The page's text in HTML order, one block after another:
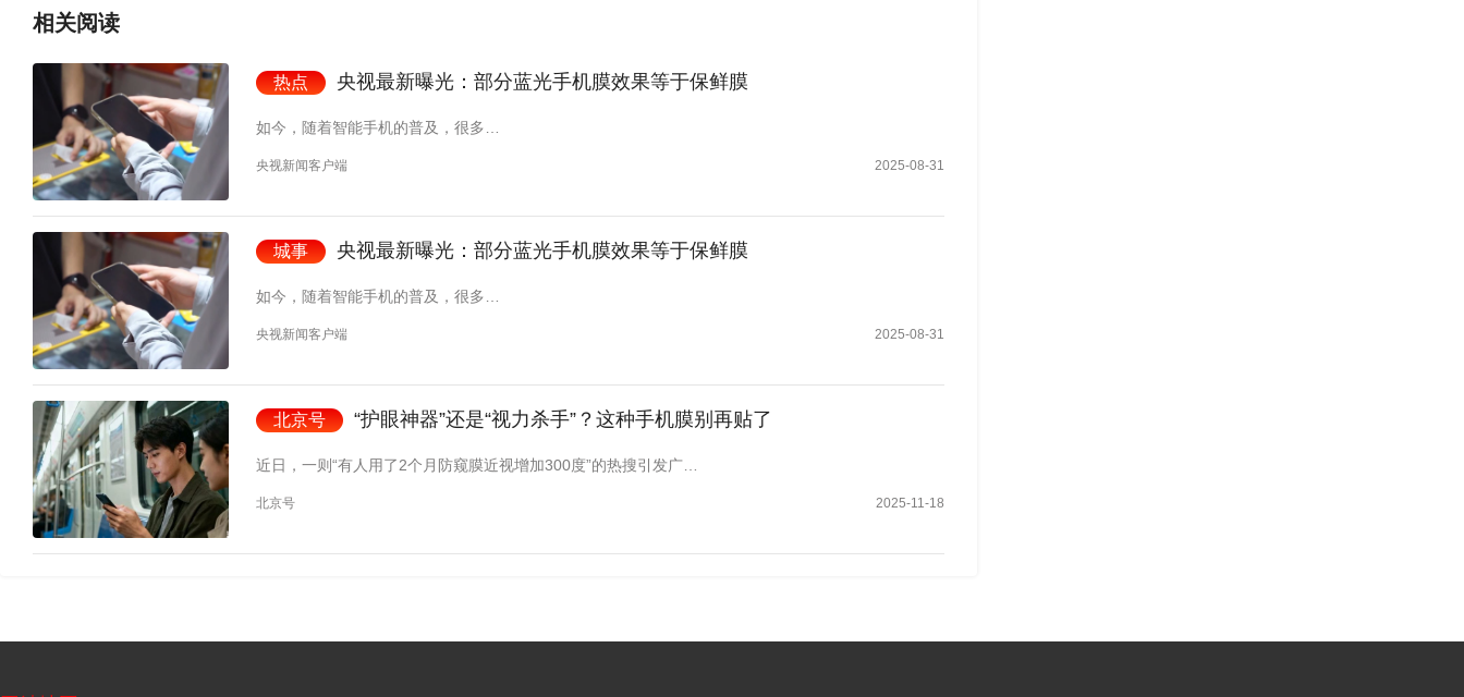
相关阅读
热点 央视最新曝光：部分蓝光手机膜效果等于保鲜膜
如今，随着智能手机的普及，很多…
央视新闻客户端 2025-08-31
城事 央视最新曝光：部分蓝光手机膜效果等于保鲜膜
如今，随着智能手机的普及，很多…
央视新闻客户端 2025-08-31
北京号 “护眼神器”还是“视力杀手”？这种手机膜别再贴了
近日，一则“有人用了2个月防窥膜近视增加300度”的热搜引发广…
北京号 2025-11-18